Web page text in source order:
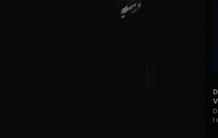
D Le Max (Hervé M) Mes disques pour vous 33